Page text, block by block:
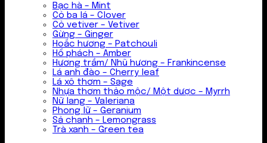
Bạc hà – Mint
Cỏ ba lá – Clover
Cỏ vetiver – Vetiver
Gừng – Ginger
Hoắc hương – Patchouli
Hổ phách – Amber
Hương trầm/ Nhũ hương – Frankincense
Lá anh đào – Cherry leaf
Lá xô thơm – Sage
Nhựa thơm thảo mộc/ Một dược – Myrrh
Nữ lang – Valeriana
Phong lữ – Geranium
Sả chanh – Lemongrass
Trà xanh – Green tea